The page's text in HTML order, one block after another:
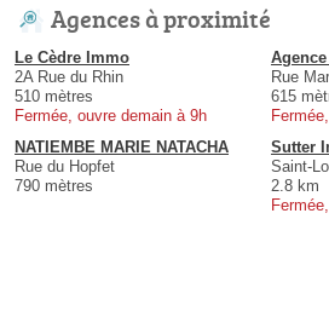
Agences à proximité
Le Cèdre Immo
2A Rue du Rhin
510 mètres
Fermée, ouvre demain à 9h
Rue
615
NATIEMBE MARIE NATACHA
Rue du Hopfet
790 mètres
Sutter
Saint-
2.8 km